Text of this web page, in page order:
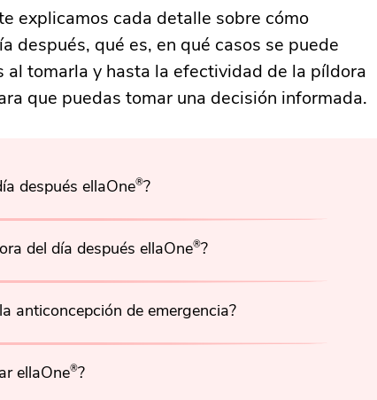
explicamos cada detalle sobre cómo
después, qué es, en qué casos se puede
al tomarla y hasta la efectividad de la píldora
que puedas tomar una decisión informada.
después ellaOne®?
del día después ellaOne®?
anticoncepción de emergencia?
ellaOne®?